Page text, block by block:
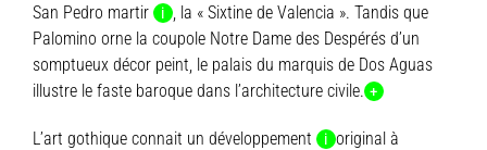
San Pedro martir
i , la « Sixtine de Valencia ». Tandis que
Palomino orne la coupole Notre Dame des Despérés d’un
somptueux décor peint, le palais du marquis de Dos Aguas
illustre le faste baroque dans l’architecture civile. +
L’art gothique connait un développement i original à